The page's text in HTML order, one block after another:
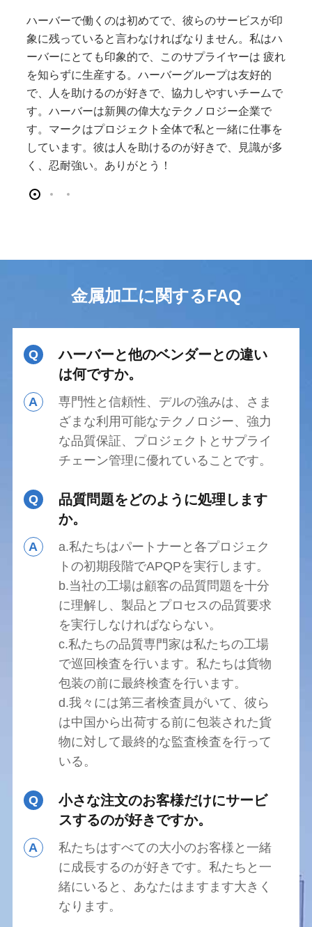
ハーバーで働くのは初めてで、彼らのサービスが印
象に残っていると言わなければなりません。私はハ
ーバーにとても印象的で、このサプライヤーは 疲れ
を知らずに生産する。ハーバーグループは友好的
で、人を助けるのが好きで、協力しやすいチームで
す。ハーバーは新興の偉大なテクノロジー企業で
す。マークはプロジェクト全体で私と一緒に仕事を
しています。彼は人を助けるのが好きで、見識が多
く、忍耐強い。ありがとう！
金属加工に関するFAQ
Q
ハーバーと他のベンダーとの違い
は何ですか。
A
専門性と信頼性、デルの強みは、さま
ざまな利用可能なテクノロジー、強力
な品質保証、プロジェクトとサプライ
チェーン管理に優れていることです。
Q
品質問題をどのように処理します
か。
A
a.私たちはパートナーと各プロジェク
トの初期段階でAPQPを実行します。
b.当社の工場は顧客の品質問題を十分
に理解し、製品とプロセスの品質要求
を実行しなければならない。
c.私たちの品質専門家は私たちの工場
で巡回検査を行います。私たちは貨物
包装の前に最終検査を行います。
d.我々には第三者検査員がいて、彼ら
は中国から出荷する前に包装された貨
物に対して最終的な監査検査を行って
いる。
Q
小さな注文のお客様だけにサービ
スするのが好きですか。
A
私たちはすべての大小のお客様と一緒
に成長するのが好きです。私たちと一
緒にいると、あなたはますます大きく
なります。